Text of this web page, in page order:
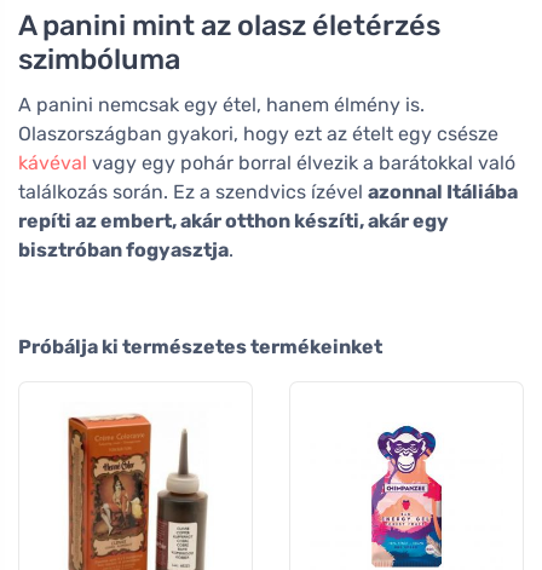
A panini mint az olasz életérzés
szimbóluma
A panini nemcsak egy étel, hanem élmény is.
Olaszországban gyakori, hogy ezt az ételt egy csésze
kávéval vagy egy pohár borral élvezik a barátokkal való
találkozás során. Ez a szendvics ízével azonnal Itáliába
repíti az embert, akár otthon készíti, akár egy
bisztróban fogyasztja.
Próbálja ki természetes termékeinket